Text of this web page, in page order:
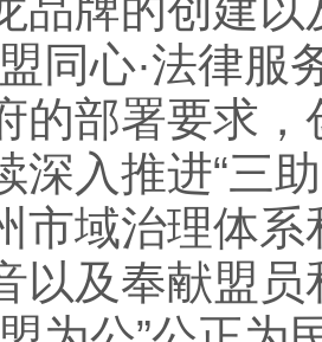
品牌的创建
同心·法律服
的部署要求
深入推进“三
市域治理体
以及奉献盟